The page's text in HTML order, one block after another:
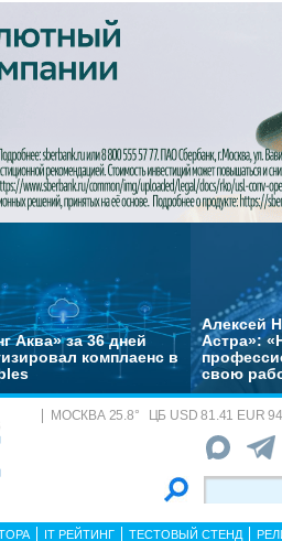
Аква» за 36 дней
комплаенс в
Алексей
Астра»:
свою
МОСКВА 25.8° ЦБ USD 81.41 EUR
IT РЕЙТИНГ ТЕСТОВЫЙ СТЕНД